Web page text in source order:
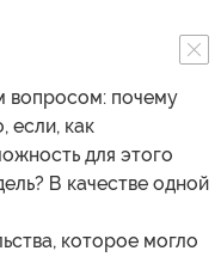
вопросом: почему
если, как
для этого
В качестве одной
которое могло